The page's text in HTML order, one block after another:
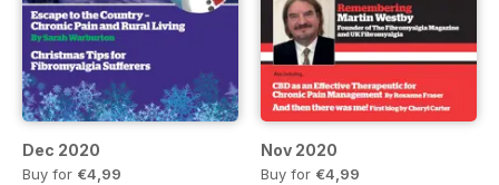
Dec 2020
Buy for €4,99
Nov 2020
Buy for €4,99